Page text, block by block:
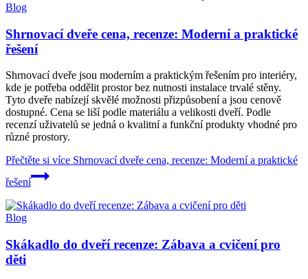
Blog
Shrnovací dveře cena, recenze: Moderní a praktické
řešení
Shrnovací dveře jsou moderním a praktickým řešením pro interiéry,
kde je potřeba oddělit prostor bez nutnosti instalace trvalé stěny.
Tyto dveře nabízejí skvělé možnosti přizpůsobení a jsou cenově
dostupné. Cena se liší podle materiálu a velikosti dveří. Podle
recenzí uživatelů se jedná o kvalitní a funkční produkty vhodné pro
různé prostory.
Přečtěte si více Shrnovací dveře cena, recenze: Moderní a praktické
řešení
Blog
Skákadlo do dveří recenze: Zábava a cvičení pro
děti